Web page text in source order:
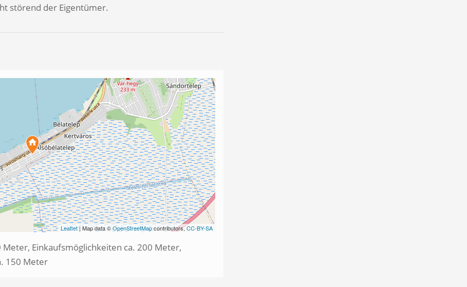
störend der Eigentümer.
Leaflet| Map data ©OpenStreetMapcontributors,CC-BY-SA
Meter, Einkaufsmöglichkeiten ca. 200 Meter,
150 Meter